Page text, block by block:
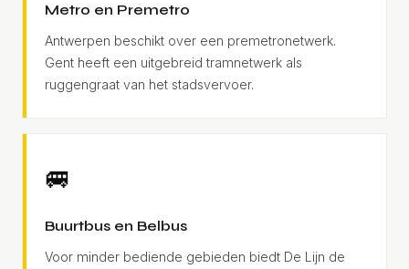
Metro en Premetro
Antwerpen beschikt over een premetronetwerk.
Gent heeft een uitgebreid tramnetwerk als
ruggengraat van het stadsvervoer.
🚐
Buurtbus en Belbus
Voor minder bediende gebieden biedt De Lijn de